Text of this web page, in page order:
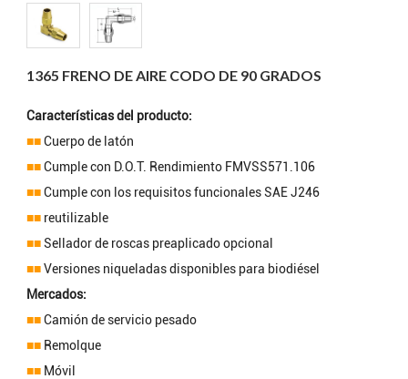
1365 FRENO DE AIRE CODO DE 90 GRADOS
Características del producto:
■■Cuerpo de latón
■■Cumple con D.O.T. Rendimiento FMVSS571.106
■■Cumple con los requisitos funcionales SAE J246
■■ reutilizable
■■Sellador de roscas preaplicado opcional
■■Versiones niqueladas disponibles para biodiésel
Mercados:
■■Camión de servicio pesado
■■ Remolque
■■ Móvil